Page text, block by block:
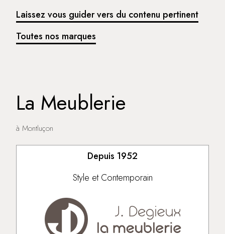
Laissez vous guider vers du contenu pertinent
Toutes nos marques
La Meublerie
à Montluçon
Depuis 1952
Style et Contemporain